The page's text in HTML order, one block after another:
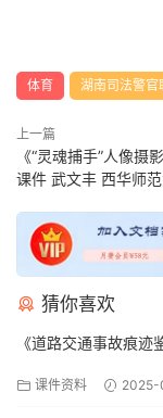
体育 湖南司法警官
上一篇
《“灵魂捕手”人像摄
课件 武文丰 西华师
猜你喜欢
《道路交通事故痕
课件资料